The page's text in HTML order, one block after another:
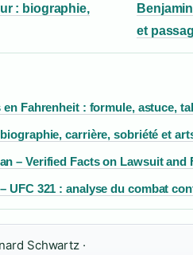
: biographie,
et
Fahrenheit : formule, astuce,
carrière, sobriété et
– Verified Facts on Lawsuit and
UFC 321 : analyse du combat
Schwartz ·